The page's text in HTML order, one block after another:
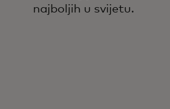
najboljih u svijetu.